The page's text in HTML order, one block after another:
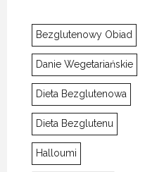
Bezglutenowy Obiad
Danie Wegetariańskie
Dieta Bezglutenowa
Dieta Bezglutenu
Halloumi